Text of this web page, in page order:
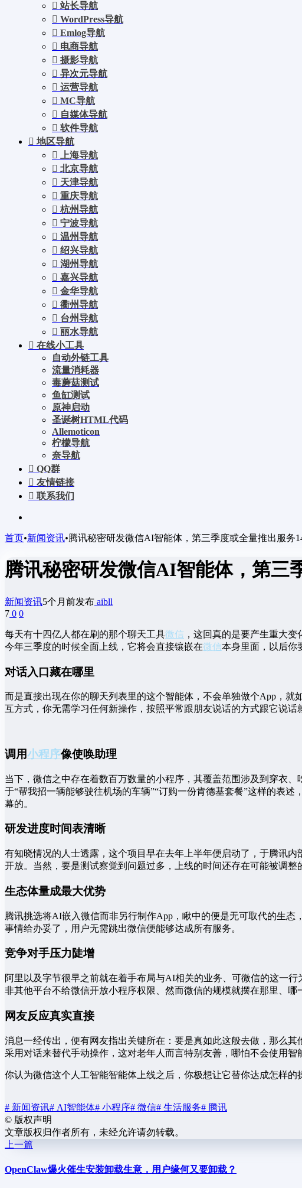
站长导航
WordPress导航
Emlog导航
电商导航
摄影导航
异次元导航
运营导航
MC导航
自媒体导航
软件导航
地区导航
上海导航
北京导航
天津导航
重庆导航
杭州导航
宁波导航
温州导航
绍兴导航
湖州导航
嘉兴导航
金华导航
衢州导航
台州导航
丽水导航
在线小工具
自动外链工具
流量消耗器
毒蘑菇测试
鱼缸测试
原神启动
圣诞树HTML代码
Allemoticon
柠檬导航
奈导航
QQ群
友情链接
联系我们
首页•新闻资讯•腾讯秘密研发微信AI智能体，第三季度或全量推出服务
腾讯秘密研发微信AI智能体，第三
新闻资讯5个月前发布 aibll
7 0 0
每天有十四亿人都在刷的那个聊天工具微信 ，这回真的是要产生重大
今年三季度的时候全面上线，它将会直接镶嵌在微信本身里面，以后你
对话入口藏在哪里
而是直接出现在你的聊天列表里的这个智能体，不会单独做个App，
互方式，你无需学习任何新操作，按照平常跟朋友说话的方式跟它说话
调用小程序像使唤助理
当下，微信之中存在着数百万数量的小程序，其覆盖范围涉及到穿衣
于“帮我招一辆能够驶往机场的车辆”“订购一份肯德基套餐”这样的表
幕的。
研发进度时间表清晰
有知晓情况的人士透露，这个项目早在去年上半年便启动了，于腾讯
开放。当然，要是测试察觉到问题过多，上线的时间还存在可能被调整
生态体量成最大优势
腾讯挑选将AI嵌入微信而非另行制作App，瞅中的便是无可取代的生
事情给办妥了，用户无需跳出微信便能够达成所有服务。
竞争对手压力陡增
阿里以及字节很早之前就在着手布局与AI相关的业务、可微信的这一
非其他平台不给微信开放小程序权限、然而微信的规模就摆在那里、哪
网友反应真实直接
消息一经传出，便有网友指出关键所在：要是真如此这般去做，那么
采用对话来替代手动操作，这对老年人而言特别友善，哪怕不会使用
你认为微信这个人工智能智能体上线之后，你极想让它替你达成怎样
# 新闻资讯# AI智能体# 小程序# 微信# 生活服务# 腾讯
© 版权声明
文章版权归作者所有，未经允许请勿转载。
上一篇
OpenClaw爆火催生安装卸载生意，用户缘何又要卸载？